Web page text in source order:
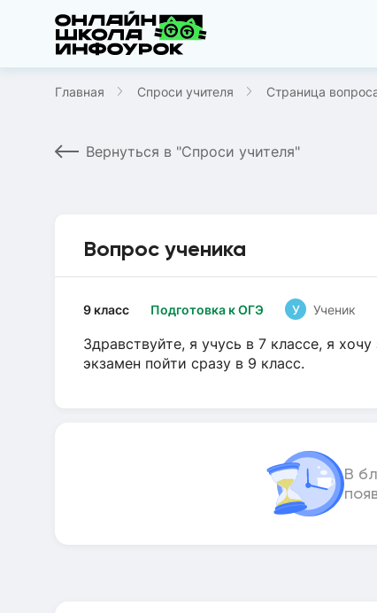
Главная Спроси учителя Страница
Вернуться в "Спроси учителя"
Вопрос ученика
Подготовка к ОГЭ
9 класс У Ученик
Здравствуйте, я учусь в 7 классе, я
экзамен пойти сразу в 9 класс.
В